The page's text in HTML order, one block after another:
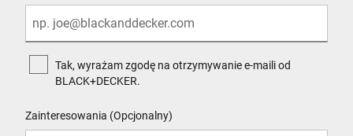
Tak, wyrażam zgodę na otrzymywanie e-maili od
BLACK+DECKER.
Zainteresowania (Opcjonalny)